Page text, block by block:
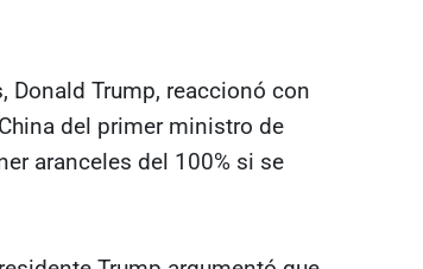
Donald Trump, reaccionó con
del primer ministro de
aranceles del 100% si se